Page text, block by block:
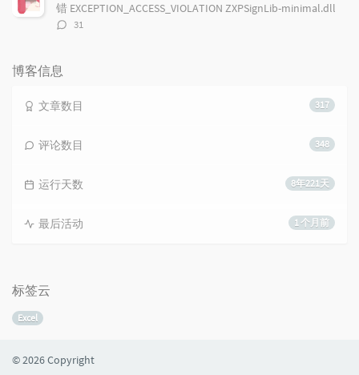
错 EXCEPTION_ACCESS_VIOLATION ZXPSignLib-minimal.dll
评
31
博客信息
317
文章数目
348
评论数目
8年221天
运行天数
1 个月前
最后活动
标签云
Excel
© 2026 Copyright